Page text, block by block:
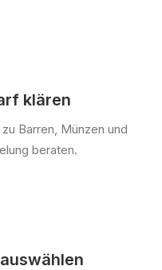
klären
Barren, Münzen und
beraten.